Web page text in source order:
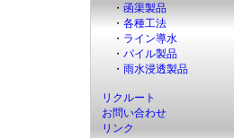
・ 函渠製品
・ 各種工法
・ ライン導水
・ パイル製品
・ 雨水浸透製品
リクルート
お問い合わせ
リンク